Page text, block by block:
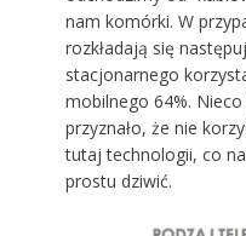
nam komórki. W
rozkładają się
stacjonarnego
mobilnego 64%.
przyznało, że nie
tutaj technologii, co
prostu dziwić.